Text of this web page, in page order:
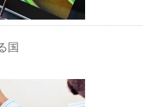
国